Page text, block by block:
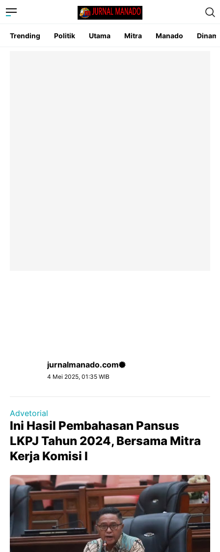
Trending Politik Utama Mitra Manado
jurnalmanado.com
4 Mei 2025, 01:35 WIB
Advetorial
lni Hasil Pembahasan Pansus
LKPJ Tahun 2024, Bersama Mitra
Kerja Komisi l